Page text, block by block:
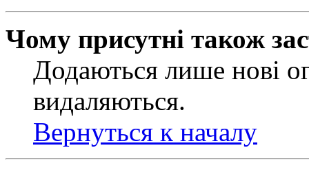
Чому присутні також
Додаються лише нові
видаляються.
Вернуться к началу